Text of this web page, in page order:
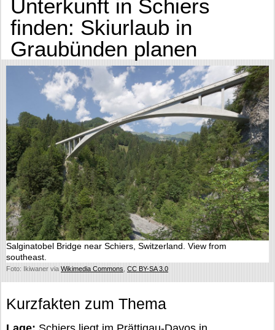
Unterkunft in Schiers
finden: Skiurlaub in
Graubünden planen
Salginatobel Bridge near Schiers, Switzerland. View from
southeast.
Foto: Ikiwaner via Wikimedia Commons CC BY-SA 3.0
Kurzfakten zum Thema